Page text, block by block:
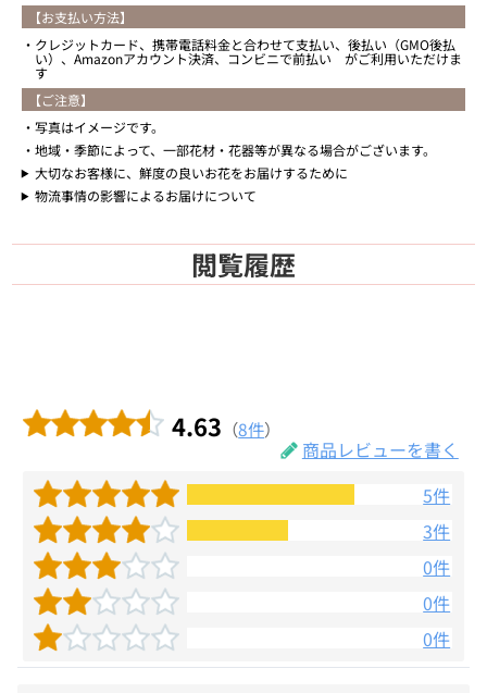
【お支払い方法】
クレジットカード、携帯電話料金と合わせて支払い、後払い（GMO後払
い）、Amazonアカウント決済、コンビニで前払い がご利用いただけま
す
【ご注意】
写真はイメージです。
地域・季節によって、一部花材・花器等が異なる場合がございます。
大切なお客様に、鮮度の良いお花をお届けするために
物流事情の影響によるお届けについて
閲覧履歴
4.63 （8件）
商品レビューを書く
5件
3件
0件
0件
0件